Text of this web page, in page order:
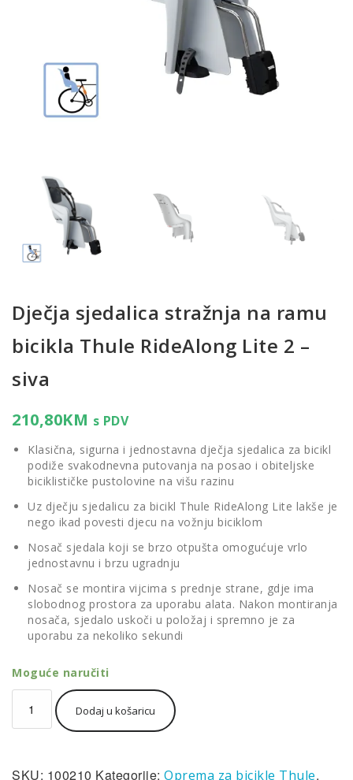
Dječja sjedalica stražnja na ramu
bicikla Thule RideAlong Lite 2 –
siva
210,80KM s PDV
Klasična, sigurna i jednostavna dječja sjedalica za bicikl
podiže svakodnevna putovanja na posao i obiteljske
biciklističke pustolovine na višu razinu
Uz dječju sjedalicu za bicikl Thule RideAlong Lite lakše je
nego ikad povesti djecu na vožnju biciklom
Nosač sjedala koji se brzo otpušta omogućuje vrlo
jednostavnu i brzu ugradnju
Nosač se montira vijcima s prednje strane, gdje ima
slobodnog prostora za uporabu alata. Nakon montiranja
nosača, sjedalo uskoči u položaj i spremno je za
uporabu za nekoliko sekundi
Moguće naručiti
Dječja
sjedalica
stražnja
bicikla
Dodaj u košaricu
SKU: 100210 Kategorije: Oprema za bicikle Thule,